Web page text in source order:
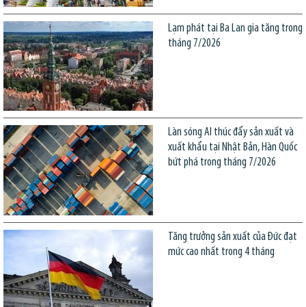
Lạm phát tại Ba Lan gia tăng trong
tháng 7/2026
Làn sóng AI thúc đẩy sản xuất và
xuất khẩu tại Nhật Bản, Hàn Quốc
bứt phá trong tháng 7/2026
Tăng trưởng sản xuất của Đức đạt
mức cao nhất trong 4 tháng